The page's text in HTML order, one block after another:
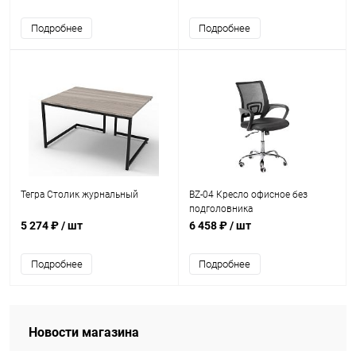
Подробнее Подробнее
Тегра Столик журнальный
5 274 ₽/ шт
Подробнее
BZ-04 Кресло офисное без
подголовника
6 458 ₽/ шт
Подробнее
Новости магазина